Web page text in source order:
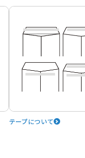
テープについて